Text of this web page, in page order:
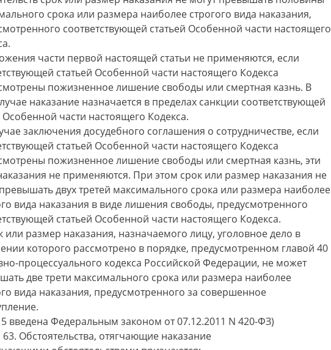
срока или размера наиболее строгого вида наказания,
соответствующей статьей Особенной части настоящего
части первой настоящей статьи не применяются, если
статьей Особенной части настоящего Кодекса
пожизненное лишение свободы или смертная казнь. В
наказание назначается в пределах санкции соответствующей
Особенной части настоящего Кодекса.
заключения досудебного соглашения о сотрудничестве, если
статьей Особенной части настоящего Кодекса
пожизненное лишение свободы или смертная казнь, эти
не применяются. При этом срок или размер наказания не
двух третей максимального срока или размера наиболее
вида наказания в виде лишения свободы, предусмотренного
статьей Особенной части настоящего Кодекса.
или размер наказания, назначаемого лицу, уголовное дело в
которого рассмотрено в порядке, предусмотренном главой 40
процессуального кодекса Российской Федерации, не может
две трети максимального срока или размера наиболее
вида наказания, предусмотренного за совершенное
5 введена Федеральным законом от 07.12.2011 N 420-ФЗ)
63. Обстоятельства, отягчающие наказание